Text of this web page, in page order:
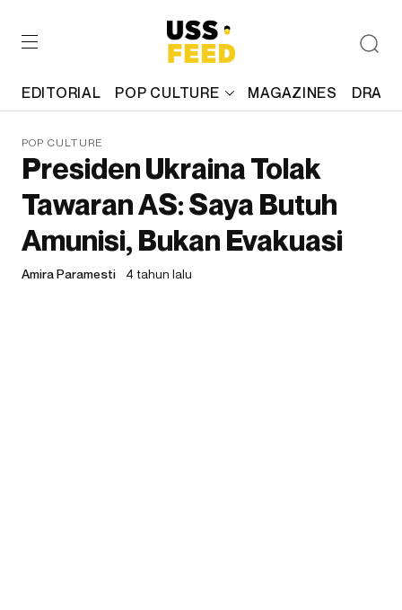
EDITORIAL POP CULTURE MAGAZINES
POP CULTURE
Presiden Ukraina Tolak
Tawaran AS: Saya Butuh
Amunisi, Bukan Evakuasi
Amira Paramesti 4 tahun lalu